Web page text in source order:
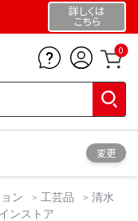
詳しくは
こちら
0
変更
ン 工芸品
清水
ンストア